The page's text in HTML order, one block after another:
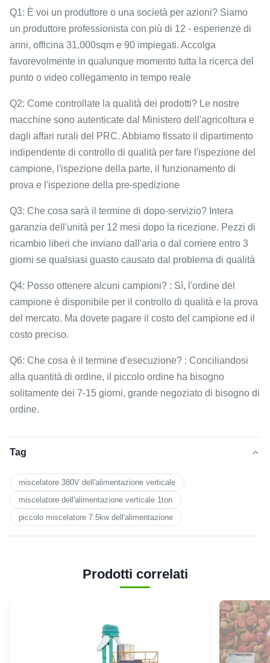
Q1: È voi un produttore o una società per azioni? Siamo
un produttore professionista con più di 12 - esperienze di
anni, officina 31,000sqm e 90 impiegati. Accolga
favorevolmente in qualunque momento tutta la ricerca del
punto o video collegamento in tempo reale
Q2: Come controllate la qualità dei prodotti? Le nostre
macchine sono autenticate dal Ministero dell'agricoltura e
dagli affari rurali del PRC. Abbiamo fissato il dipartimento
indipendente di controllo di qualità per fare l'ispezione del
campione, l'ispezione della parte, il funzionamento di
prova e l'ispezione della pre-spedizione
Q3: Che cosa sarà il termine di dopo-servizio? Intera
garanzia dell'unità per 12 mesi dopo la ricezione. Pezzi di
ricambio liberi che inviano dall'aria o dal corriere entro 3
giorni se qualsiasi guasto causato dal problema di qualità
Q4: Posso ottenere alcuni campioni? : Sì, l'ordine del
campione è disponibile per il controllo di qualità e la prova
del mercato. Ma dovete pagare il costo del campione ed il
costo preciso.
Q6: Che cosa è il termine d'esecuzione? : Conciliandosi
alla quantità di ordine, il piccolo ordine ha bisogno
solitamente dei 7-15 giorni, grande negoziato di bisogno di
ordine.
Tag
miscelatore 380V dell'alimentazione verticale
miscelatore dell'alimentazione verticale 1ton
piccolo miscelatore 7.5kw dell'alimentazione
Prodotti correlati